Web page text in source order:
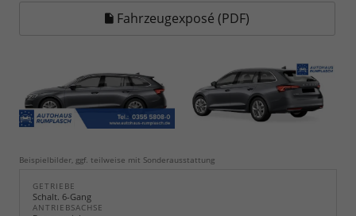
Fahrzeugexposé (PDF)
Beispielbilder, ggf. teilweise mit Sonderausstattung
GETRIEBE
Schalt. 6-Gang
ANTRIEBSACHSE